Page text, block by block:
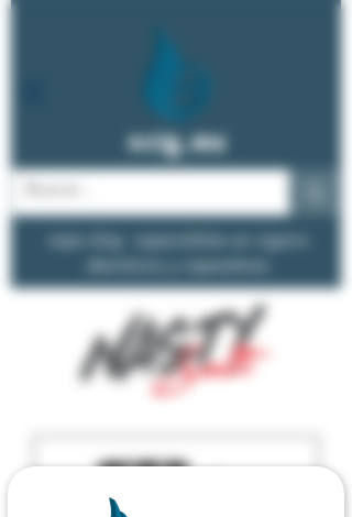
ecig.mx
vape shop - especialistas en cigarro
electrónico y vapeadores